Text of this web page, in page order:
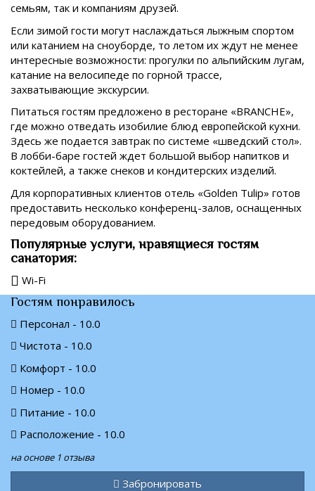
семьям, так и компаниям друзей.
Если зимой гости могут наслаждаться лыжным спортом
или катанием на сноуборде, то летом их ждут не менее
интересные возможности: прогулки по альпийским лугам,
катание на велосипеде по горной трассе,
захватывающие экскурсии.
Питаться гостям предложено в ресторане «BRANCHE»,
где можно отведать изобилие блюд европейской кухни.
Здесь же подается завтрак по системе «шведский стол».
В лобби-баре гостей ждет большой выбор напитков и
коктейлей, а также снеков и кондитерских изделий.
Для корпоративных клиентов отель «Golden Tulip» готов
предоставить несколько конференц-залов, оснащенных
передовым оборудованием.
Популярные услуги, нравящиеся гостям
санатория:
Wi-Fi
Гостям понравилось
Персонал - 10.0
Чистота - 10.0
Комфорт - 10.0
Номер - 10.0
Питание - 10.0
Расположение - 10.0
на основе 1 отзыва
Забронировать